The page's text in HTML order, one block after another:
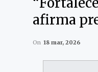
afirma
On 18 mar, 2026